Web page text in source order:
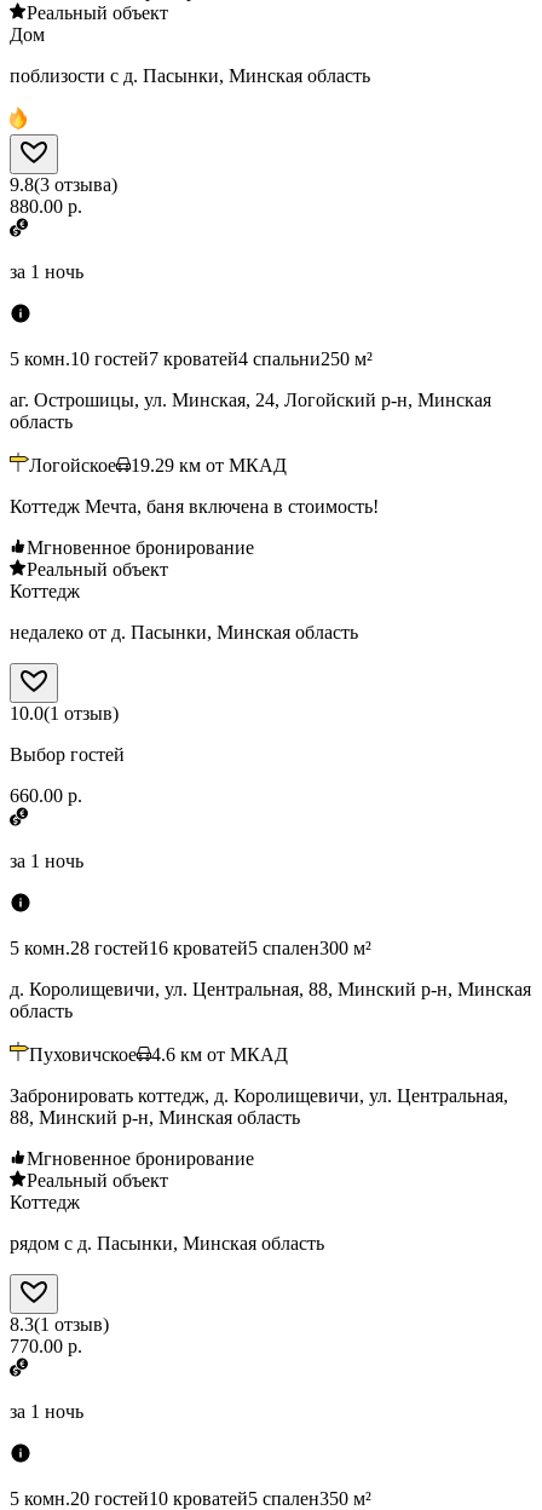
Реальный объект
Дом
поблизости с д. Пасынки, Минская область
9.8(3 отзыва)
880.00 р.
за 1 ночь
5 комн.10 гостей7 кроватей4 спальни250 м²
аг. Острошицы, ул. Минская, 24, Логойский р-н, Минская
область
Логойское 19.29 км от МКАД
Коттедж Мечта, баня включена в стоимость!
Мгновенное бронирование
Реальный объект
Коттедж
недалеко от д. Пасынки, Минская область
10.0(1 отзыв)
Выбор гостей
660.00 р.
за 1 ночь
5 комн.28 гостей16 кроватей5 спален300 м²
д. Королищевичи, ул. Центральная, 88, Минский р-н, Минская
область
Пуховичское 4.6 км от МКАД
Забронировать коттедж, д. Королищевичи, ул. Центральная,
88, Минский р-н, Минская область
Мгновенное бронирование
Реальный объект
Коттедж
рядом с д. Пасынки, Минская область
8.3(1 отзыв)
770.00 р.
за 1 ночь
5 комн.20 гостей10 кроватей5 спален350 м²